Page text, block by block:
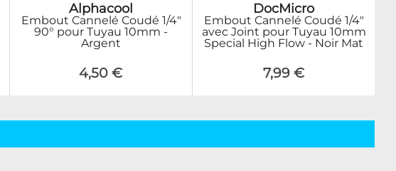
Alphacool
Embout Cannelé Coudé 1/4"
90° pour Tuyau 10mm -
Argent
4,50 €
DocMicro
Embout Cannelé Coudé 1/4"
avec Joint pour Tuyau 10mm
Special High Flow - Noir Mat
7,99 €